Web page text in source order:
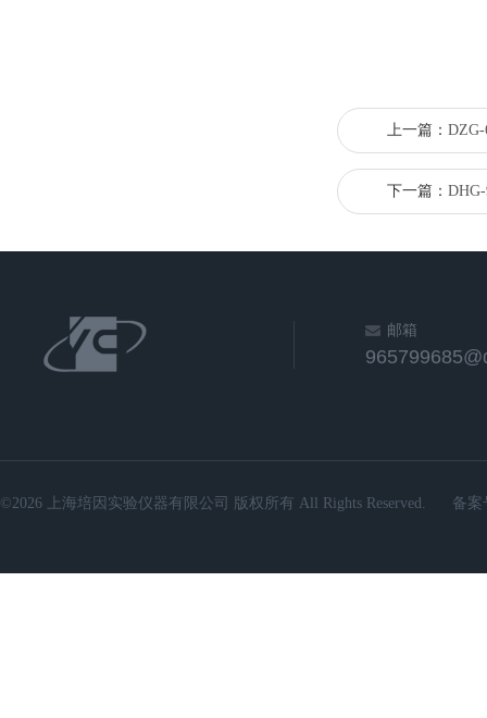
上一篇：
下一篇：
邮箱
©2026 上海培因实验仪器有限公司 版权所有 All Rights Reserved. 备案